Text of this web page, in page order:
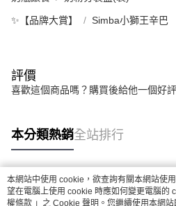
✨【品牌大賞】 Simba小獅王辛巴
評價
喜歡這個商品嗎？購買後給他一個好
本分類熱銷全站排行
熱門標籤
本網站中使用 cookie，欲查詢有關本網站使
望在電腦上使用 cookie 時應如何變更電腦的
權條款 」之 Cookie 聲明。您繼續使用本網